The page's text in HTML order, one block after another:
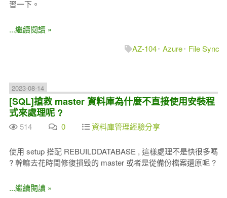
習一下。
...繼續閱讀 »
AZ-104 Azure File Sync
2023-08-14
[SQL]搶救 master 資料庫為什麼不直接使用安裝程
式來處理呢 ?
514 0 資料庫管理經驗分享
使用 setup 搭配 REBUILDDATABASE , 這樣處理不是快很多嗎
? 幹嘛去花時間修復損毀的 master 或者是從備份檔案還原呢 ?
...繼續閱讀 »